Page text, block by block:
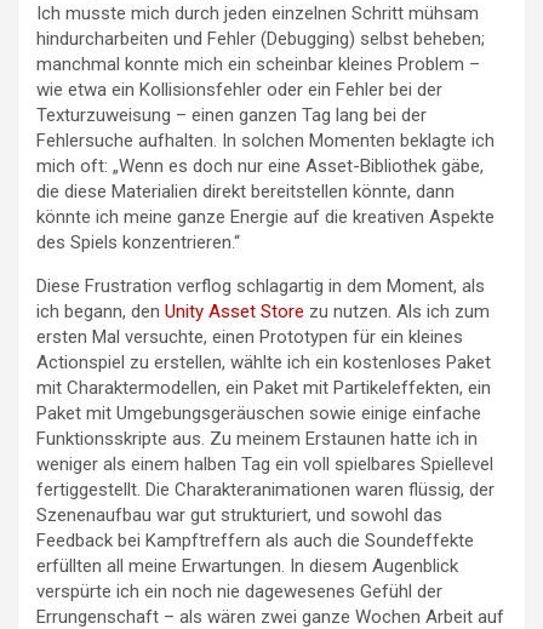
Ich musste mich durch jeden einzelnen Schritt mühsam
hindurcharbeiten und Fehler (Debugging) selbst beheben;
manchmal konnte mich ein scheinbar kleines Problem –
wie etwa ein Kollisionsfehler oder ein Fehler bei der
Texturzuweisung – einen ganzen Tag lang bei der
Fehlersuche aufhalten. In solchen Momenten beklagte ich
mich oft: „Wenn es doch nur eine Asset-Bibliothek gäbe,
die diese Materialien direkt bereitstellen könnte, dann
könnte ich meine ganze Energie auf die kreativen Aspekte
des Spiels konzentrieren.“
Diese Frustration verflog schlagartig in dem Moment, als
ich begann, den Unity Asset Store zu nutzen. Als ich zum
ersten Mal versuchte, einen Prototypen für ein kleines
Actionspiel zu erstellen, wählte ich ein kostenloses Paket
mit Charaktermodellen, ein Paket mit Partikeleffekten, ein
Paket mit Umgebungsgeräuschen sowie einige einfache
Funktionsskripte aus. Zu meinem Erstaunen hatte ich in
weniger als einem halben Tag ein voll spielbares Spiellevel
fertiggestellt. Die Charakteranimationen waren flüssig, der
Szenenaufbau war gut strukturiert, und sowohl das
Feedback bei Kampftreffern als auch die Soundeffekte
erfüllten all meine Erwartungen. In diesem Augenblick
verspürte ich ein noch nie dagewesenes Gefühl der
Errungenschaft – als wären zwei ganze Wochen Arbeit auf